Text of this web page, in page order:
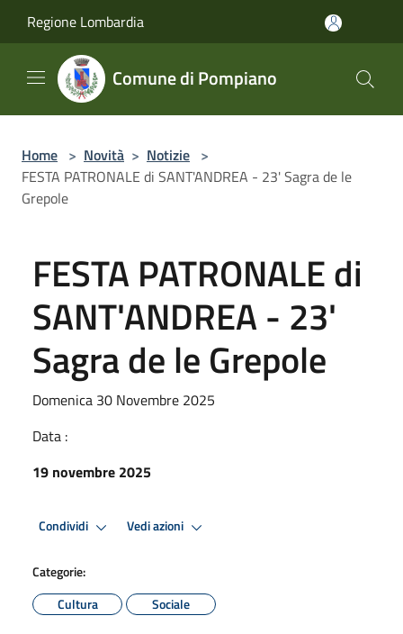
Regione Lombardia
Comune di Pompiano
Home > Novità > Notizie >
FESTA PATRONALE di SANT'ANDREA - 23' Sagra de le
Grepole
FESTA PATRONALE di
SANT'ANDREA - 23'
Sagra de le Grepole
Domenica 30 Novembre 2025
Data :
19 novembre 2025
Condividi Vedi azioni
Categorie:
Cultura
Sociale